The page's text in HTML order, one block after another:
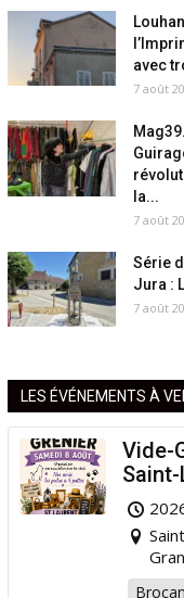
avec
7 août
la...
7 août
Série
Jura :
7 août
LES ÉVÉNEMENTS À
Vide-